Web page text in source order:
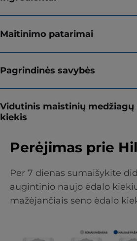
Maitinimo patarimai
Pagrindinės savybės
Vidutinis maistinių
kiekis
Perėjimas prie
Per 7 dienas sumaišykite
augintinio naujo ėdalo
mažėjančiais seno ėdalo